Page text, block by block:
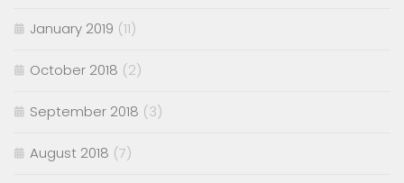
January 2019 (11)
October 2018 (2)
September 2018 (3)
August 2018 (7)